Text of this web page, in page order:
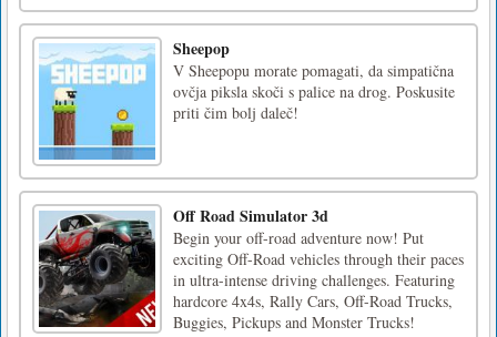
Sheepop
V Sheepopu morate pomagati, da simpatična
ovčja piksla skoči s palice na drog. Poskusite
priti čim bolj daleč!
Off Road Simulator 3d
Begin your off-road adventure now! Put
exciting Off-Road vehicles through their paces
in ultra-intense driving challenges. Featuring
hardcore 4x4s, Rally Cars, Off-Road Trucks,
Buggies, Pickups and Monster Trucks!